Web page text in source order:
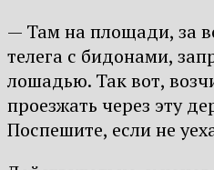
— Там на площади, за
телега с бидонами,
лошадью. Так вот,
проезжать через эту
Поспешите, если не